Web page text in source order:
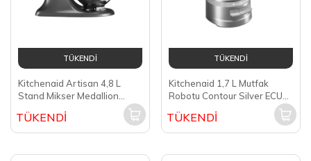
TÜKENDİ
Kitchenaid Artisan 4,8 L
Stand Mikser Medallion
Silver-EMS 5KSM175PSEMS
TÜKENDİ
TÜKENDİ
Kitchenaid 1,7 L Mutfak
Robotu Contour Silver ECU
TÜKENDİ